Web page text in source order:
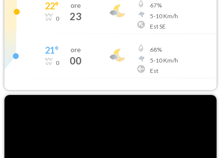
22°
0
ore
23
67%
5-10Km/h
Est SE
21°
0
ore
00
68%
5-10Km/h
Est